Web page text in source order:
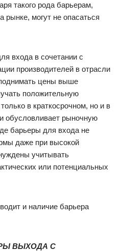
такого рода барьерам,
могут не опасаться
входа в сочетании с
производителей в отрасли
цены выше
положительную
в краткосрочном, но и в
обусловливает рыночную
барьеры для входа не
даже при высокой
учитывать
или потенциальных
и наличие барьера
ВЫХОДА С